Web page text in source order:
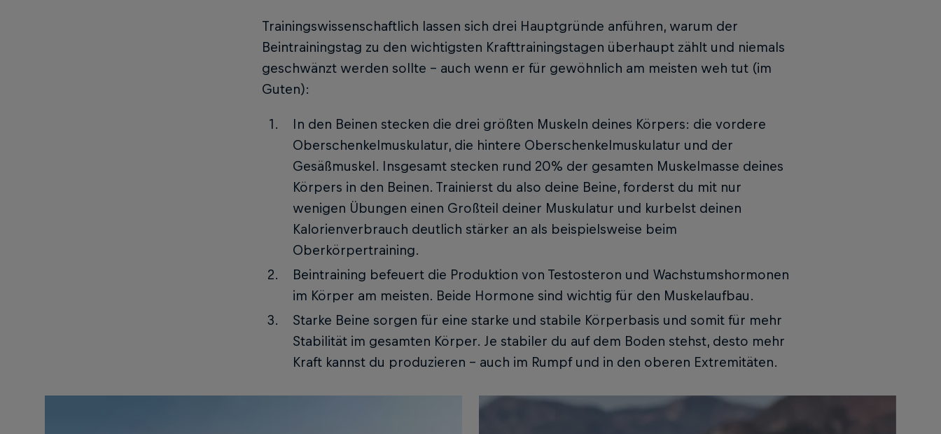
Trainingswissenschaftlich lassen sich drei Hauptgründe anführen, warum der
Beintrainingstag zu den wichtigsten Krafttrainingstagen überhaupt zählt und niemals
geschwänzt werden sollte – auch wenn er für gewöhnlich am meisten weh tut (im
Guten):
In den Beinen stecken die drei größten Muskeln deines Körpers: die vordere
Oberschenkelmuskulatur, die hintere Oberschenkelmuskulatur und der
Gesäßmuskel. Insgesamt stecken rund 20% der gesamten Muskelmasse deines
Körpers in den Beinen. Trainierst du also deine Beine, forderst du mit nur
wenigen Übungen einen Großteil deiner Muskulatur und kurbelst deinen
Kalorienverbrauch deutlich stärker an als beispielsweise beim
Oberkörpertraining.
Beintraining befeuert die Produktion von Testosteron und Wachstumshormonen
im Körper am meisten. Beide Hormone sind wichtig für den Muskelaufbau.
Starke Beine sorgen für eine starke und stabile Körperbasis und somit für mehr
Stabilität im gesamten Körper. Je stabiler du auf dem Boden stehst, desto mehr
Kraft kannst du produzieren – auch im Rumpf und in den oberen Extremitäten.